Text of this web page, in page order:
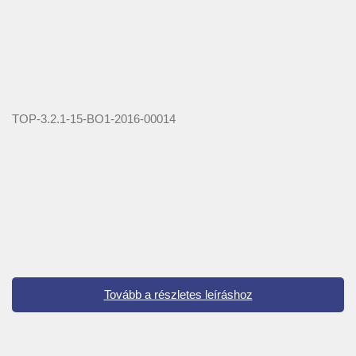
TOP-3.2.1-15-BO1-2016-00014
Tovább a részletes leíráshoz